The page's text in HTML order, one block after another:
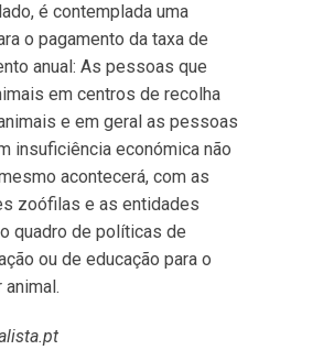
é contemplada uma
o pagamento da taxa de
anual: As pessoas que
em centros de recolha
e em geral as pessoas
insuficiência económica não
acontecerá, com as
zoófilas e as entidades
quadro de políticas de
ou de educação para o